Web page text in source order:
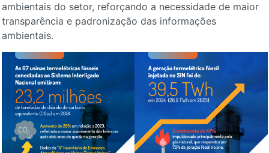
ambientais do setor, reforçando a necessidade de maior
transparência e padronização das informações
ambientais.